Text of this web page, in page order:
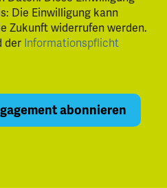
Die Einwilligung kann
Zukunft widerrufen werden.
der Informationspflicht